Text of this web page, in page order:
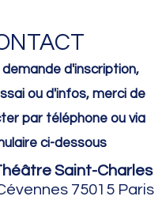
d'inscription,
ou d'infos, merci de
par téléphone ou via
ci-dessous
Saint-Charles​
75015 Paris